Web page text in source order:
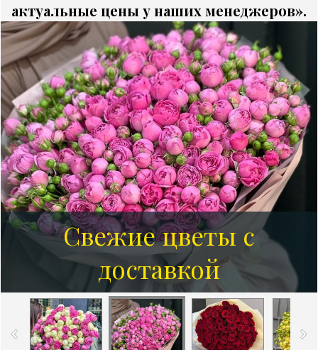
актуальные цены у наших менеджеров».
Свежие цветы с
доставкой
Розы от 7 руб за 1 шт